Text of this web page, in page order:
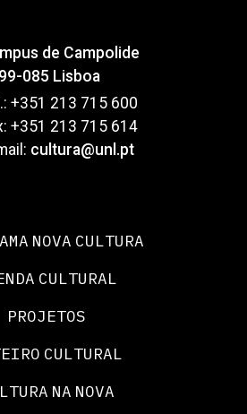
de Campolide
085 Lisboa
+351 213 715 600
+351 213 715 614
cultura@unl.pt
NOVA CULTURA
CULTURAL
PROJETOS
CULTURAL
NA NOVA